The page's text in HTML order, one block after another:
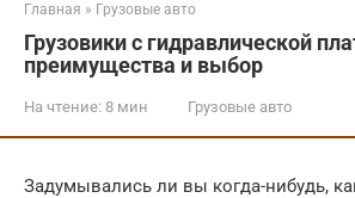
Главная » Грузовые авто
Грузовики с гидравлической
преимущества и выбор
На чтение: 8 мин Грузовые авто
Задумывались ли вы когда-нибудь,